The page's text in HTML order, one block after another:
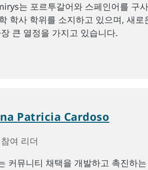
는 포르투갈어와 스페인어를 구
학사 학위를 소지하고 있으며, 새
큰 열정을 가지고 있습니다.
Patricia Cardoso
여 리더
커뮤니티 채택을 개발하고 촉진하